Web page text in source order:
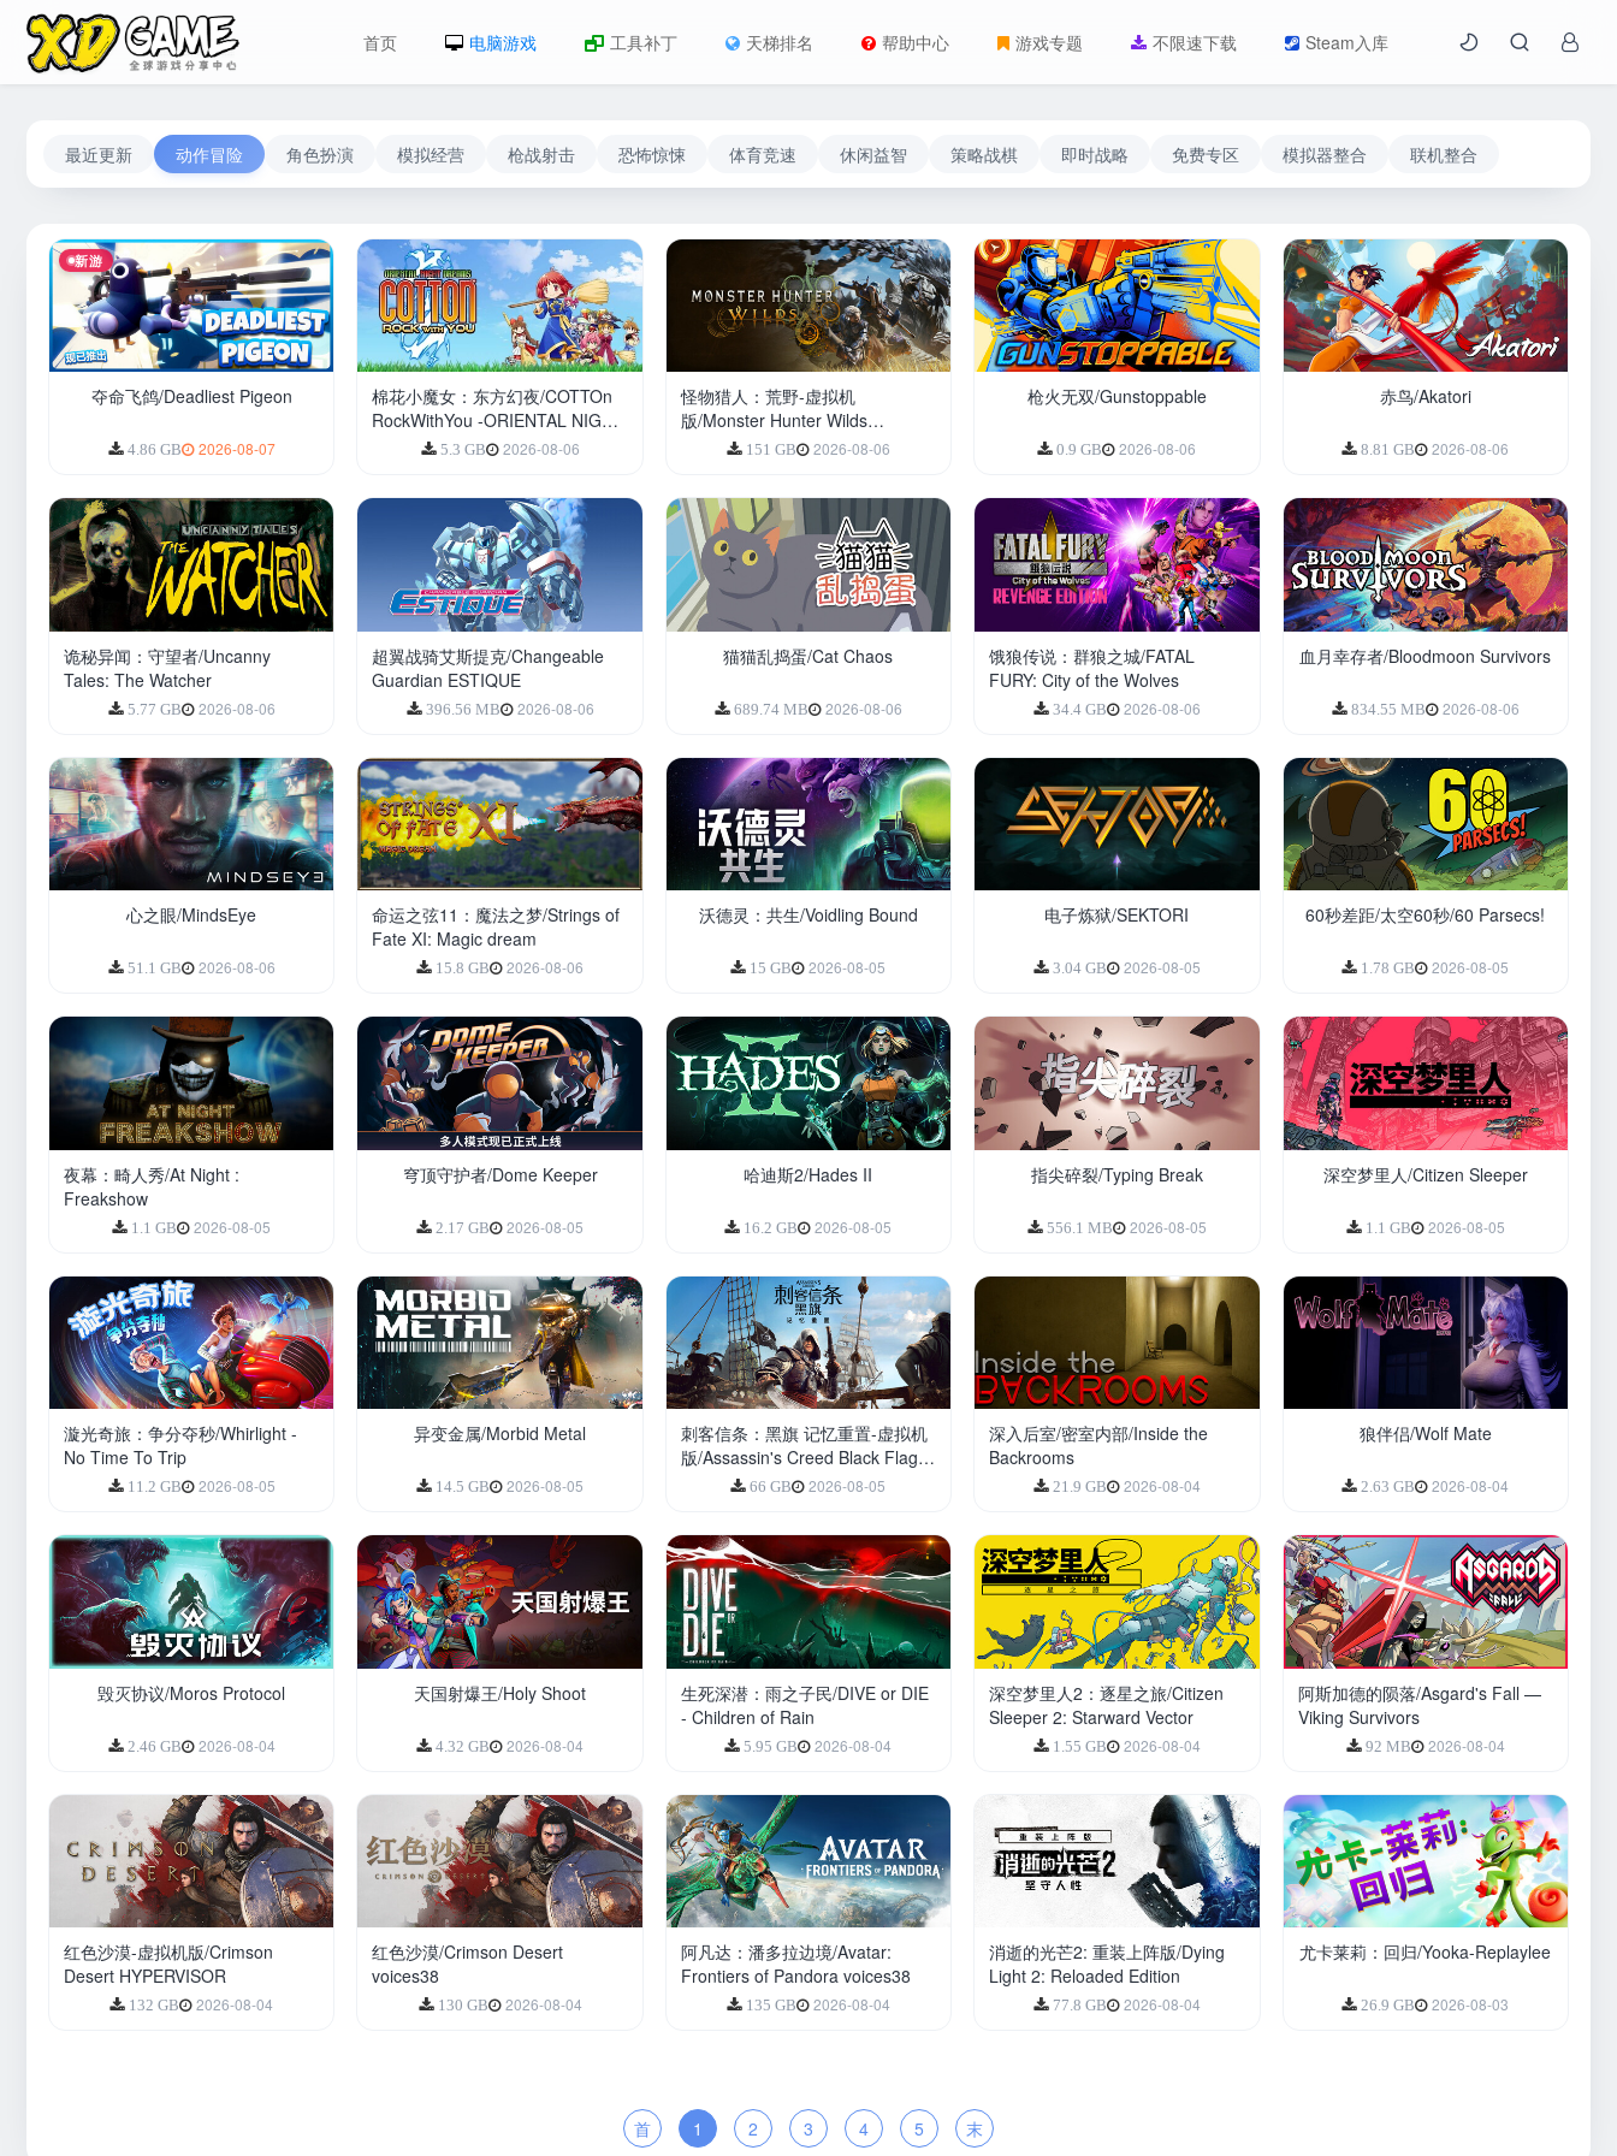
首页 电脑游戏 工具补丁 天梯排名 帮助中心 游戏专题 不限速下载 Steam入库
最近更新 动作冒险 角色扮演 模拟经营 枪战射击 恐怖惊悚 体育竞速 休闲益智 策略战棋 即时战略 免费专区 模拟器整合 联机整合
新游
夺命飞鸽/Deadliest Pigeon
4.86 GB 2026-08-07
棉花小魔女：东方幻夜/COTTOn
RockWithYou -ORIENTAL NIGHT
DREAMS-5.3 GB 2026-08-06
怪物猎人：荒野-虚拟机
版/Monster Hunter Wilds
HYPERVISOR
151 GB 2026-08-06
枪火无双/Gunstoppable
0.9 GB 2026-08-06
赤鸟/Akatori
8.81 GB 2026-08-06
诡秘异闻：守望者/Uncanny
Tales: The Watcher
5.77 GB 2026-08-06
超翼战骑艾斯提克/Changeable
Guardian ESTIQUE
396.56 MB 2026-08-06
猫猫乱捣蛋/Cat Chaos
689.74 MB 2026-08-06
饿狼传说：群狼之城/FATAL
FURY: City of the Wolves
34.4 GB 2026-08-06
血月幸存者/Bloodmoon Survivors
834.55 MB 2026-08-06
心之眼/MindsEye
51.1 GB 2026-08-06
命运之弦11：魔法之梦/Strings of
Fate XI: Magic dream
15.8 GB 2026-08-06
沃德灵：共生/Voidling Bound
15 GB 2026-08-05
电子炼狱/SEKTORI
3.04 GB 2026-08-05
60秒差距/太空60秒/60 Parsecs!
1.78 GB 2026-08-05
夜幕：畸人秀/At Night :
Freakshow
1.1 GB 2026-08-05
穹顶守护者/Dome Keeper
2.17 GB 2026-08-05
哈迪斯2/Hades II
16.2 GB 2026-08-05
指尖碎裂/Typing Break
556.1 MB 2026-08-05
深空梦里人/Citizen Sleeper
1.1 GB 2026-08-05
漩光奇旅：争分夺秒/Whirlight -
No Time To Trip
11.2 GB 2026-08-05
异变金属/Morbid Metal
14.5 GB 2026-08-05
刺客信条：黑旗 记忆重置-虚拟机
版/Assassin's Creed Black Flag
Resynced HYPERVISOR
66 GB 2026-08-05
深入后室/密室内部/Inside the
Backrooms
21.9 GB 2026-08-04
狼伴侣/Wolf Mate
2.63 GB 2026-08-04
毁灭协议/Moros Protocol
2.46 GB 2026-08-04
天国射爆王/Holy Shoot
4.32 GB 2026-08-04
生死深潜：雨之子民/DIVE or DIE
- Children of Rain
5.95 GB 2026-08-04
深空梦里人2：逐星之旅/Citizen
Sleeper 2: Starward Vector
1.55 GB 2026-08-04
阿斯加德的陨落/Asgard's Fall —
Viking Survivors
92 MB 2026-08-04
红色沙漠-虚拟机版/Crimson
Desert HYPERVISOR
132 GB 2026-08-04
红色沙漠/Crimson Desert
voices38
130 GB 2026-08-04
阿凡达：潘多拉边境/Avatar:
Frontiers of Pandora voices38
135 GB 2026-08-04
消逝的光芒2: 重装上阵版/Dying
Light 2: Reloaded Edition
77.8 GB 2026-08-04
尤卡莱莉：回归/Yooka-Replaylee
26.9 GB 2026-08-03
首 1 2 3 4 5 末